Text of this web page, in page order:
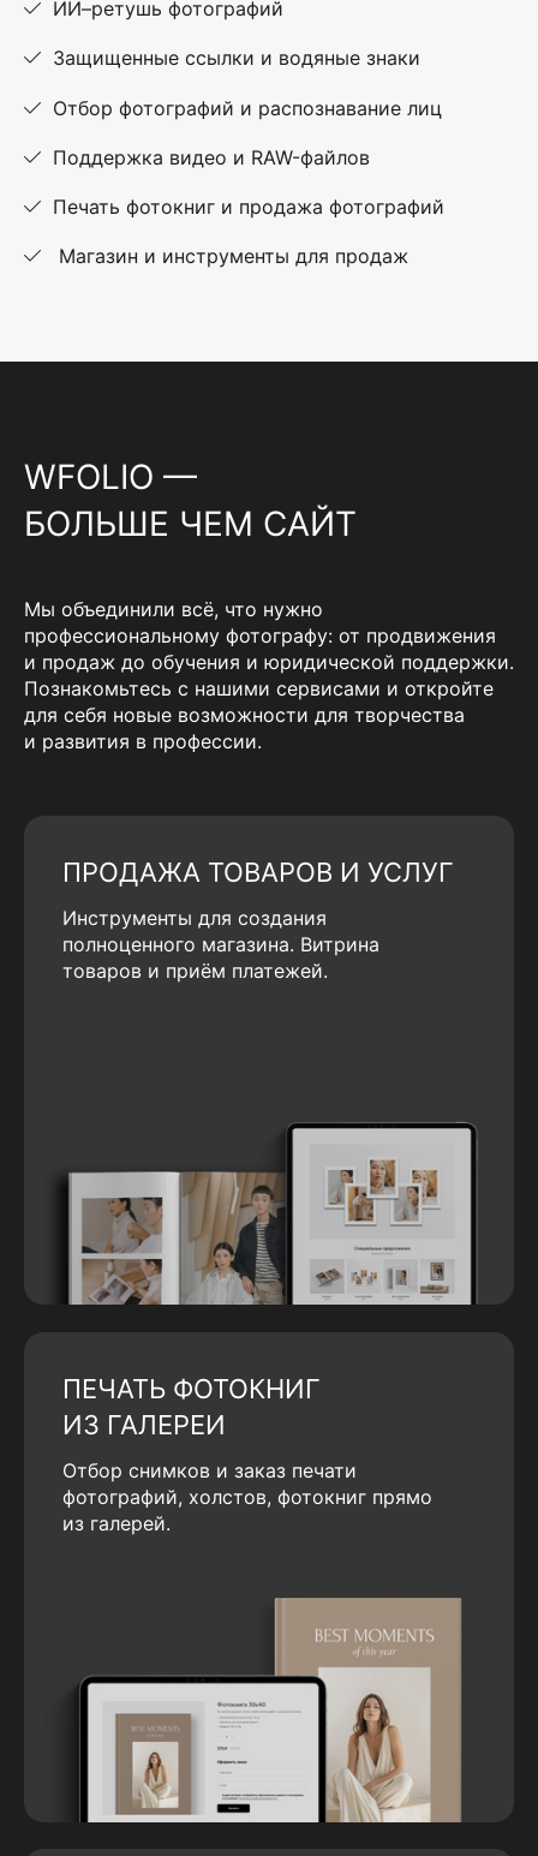
ИИ–ретушь фотографий
Защищенные ссылки и водяные знаки
Отбор фотографий и распознавание лиц
Поддержка видео и RAW-файлов
Печать фотокниг и продажа фотографий
Магазин и инструменты для продаж
WFOLIO —
БОЛЬШЕ ЧЕМ САЙТ
Мы объединили всё, что нужно
профессиональному фотографу: от продвижения
и продаж до обучения и юридической поддержки.
Познакомьтесь с нашими сервисами и откройте
для себя новые возможности для творчества
и развития в профессии.
ПРОДАЖА ТОВАРОВ И УСЛУГ
Инструменты для создания
полноценного магазина. Витрина
товаров и приём платежей.
ПЕЧАТЬ ФОТОКНИГ
ИЗ ГАЛЕРЕИ
Отбор снимков и заказ печати
фотографий, холстов, фотокниг прямо
из галерей.